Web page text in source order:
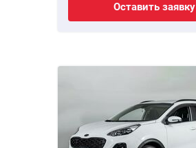
Оставить заявку